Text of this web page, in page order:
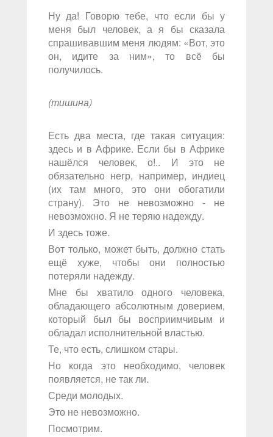
Ну да! Говорю тебе, что если бы у
меня был человек, а я бы сказала
спрашивавшим меня людям: «Вот, это
он, идите за ним», то всё бы
получилось.
(тишина)
Есть два места, где такая ситуация:
здесь и в Африке. Если бы в Африке
нашёлся человек, о!.. И это не
обязательно негр, например, индиец
(их там много, это они обогатили
страну). Это не невозможно - не
невозможно. Я не теряю надежду.
И здесь тоже.
Вот только, может быть, должно стать
ещё хуже, чтобы они полностью
потеряли надежду.
Мне бы хватило одного человека,
обладающего абсолютным доверием,
который был бы восприимчивым и
обладал исполнительной властью.
Те, что есть, слишком стары.
Но когда это необходимо, человек
появляется, не так ли.
Среди молодых.
Это не невозможно.
Посмотрим.